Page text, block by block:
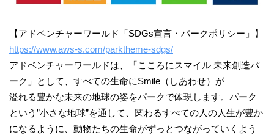
【アドベンチャーワールド「SDGs宣言・パークポリシー」】
https://www.aws-s.com/parktheme-sdgs/
アドベンチャーワールドは、「こころにスマイル 未来創造パ
ーク」として、すべての生命にSmile（しあわせ）が
溢れる豊かな未来の地球の姿をパークで体現します。パーク
という”小さな地球”を通して、関わるすべての人の人生が豊か
になるように、動物たちの生命がずっとつながっていくよう